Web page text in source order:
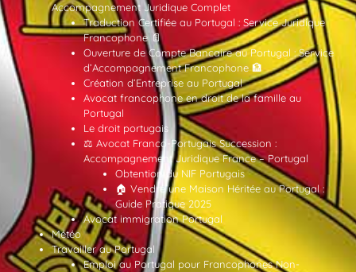
Accompagnement Juridique Complet
Traduction Certifiée au Portugal : Service Juridique
Francophone 📄
Ouverture de Compte Bancaire au Portugal : Service
d’Accompagnement Francophone 🏦
Création d’Entreprise au Portugal
Avocat francophone en droit de la famille au
Portugal
Le droit portugais
⚖️ Avocat Franco-Portugais Succession :
Accompagnement Juridique France – Portugal
Obtention du NIF Portugais
🏠 Vendre une Maison Héritée au Portugal :
Guide Pratique 2025
Avocat immigration Portugal
Météo
Travailler au Portugal
Emploi au Portugal pour Francophones Non-